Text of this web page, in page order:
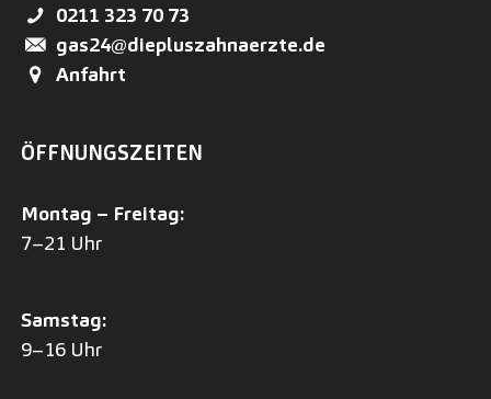
0211 323 70 73
gas24@diepluszahnaerzte.de
Anfahrt
ÖFFNUNGSZEITEN
Montag – Freitag:
7–21 Uhr
Samstag:
9–16 Uhr